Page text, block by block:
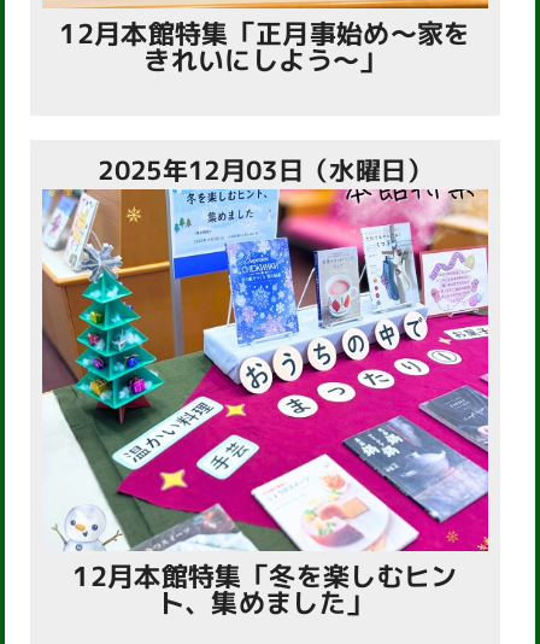
12月本館特集「正月事始め～家を
きれいにしよう～」
2025年12月03日（水曜日）
12月本館特集「冬を楽しむヒン
ト、集めました」